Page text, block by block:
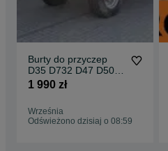
Burty do przyczep
D35 D732 D47 D50
D55 BSS, IFA, HL HW
1 990 zł
Września
Odświeżono dzisiaj o 08:59